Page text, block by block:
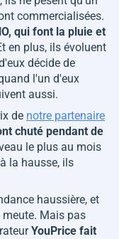
commercialisées.
qui font la pluie et
en plus, ils évoluent
décide de
l'un d'eux
aussi.
de notre partenaire
chuté pendant de
le plus au mois
la hausse, ils
haussière, et
meute. Mais pas
YouPrice fait